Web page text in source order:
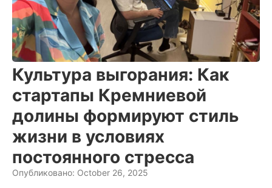
Культура выгорания: Как
стартапы Кремниевой
долины формируют стиль
жизни в условиях
постоянного стресса
Опубликовано: October 26, 2025